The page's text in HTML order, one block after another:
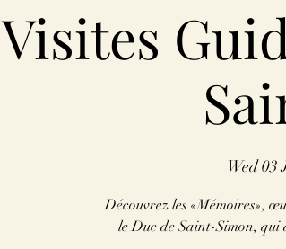
Visites
Wed 03
Découvrez les «Mémoires»,
le Duc de Saint-Simon, qui